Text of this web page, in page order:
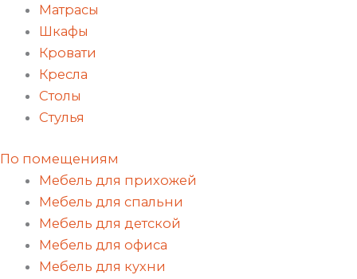
Матрасы
Шкафы
Кровати
Кресла
Столы
Стулья
По помещениям
Мебель для прихожей
Мебель для спальни
Мебель для детской
Мебель для офиса
Мебель для кухни